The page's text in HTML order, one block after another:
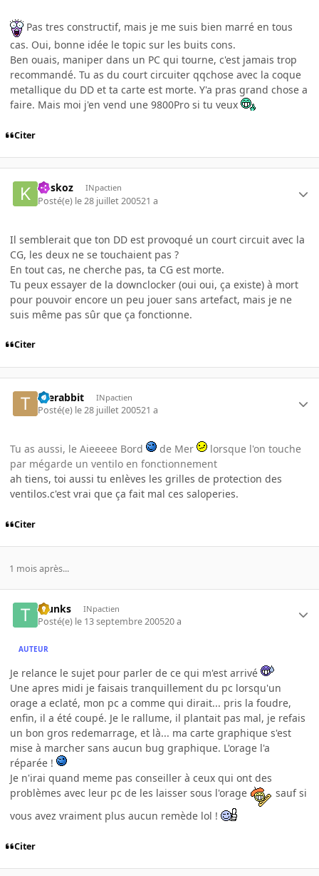
Pas tres constructif, mais je me suis bien marré en tous
cas. Oui, bonne idée le topic sur les buits cons.
Ben ouais, maniper dans un PC qui tourne, c'est jamais trop
recommandé. Tu as du court circuiter qqchose avec la coque
metallique du DD et ta carte est morte. Y'a pras grand chose a
faire. Mais moi j'en vend une 9800Pro si tu veux
Citer
koskoz INpactien
Posté(e) le 28 juillet 200521 a
Il semblerait que ton DD est provoqué un court circuit avec la
CG, les deux ne se touchaient pas ?
En tout cas, ne cherche pas, ta CG est morte.
Tu peux essayer de la downclocker (oui oui, ça existe) à mort
pour pouvoir encore un peu jouer sans artefact, mais je ne
suis même pas sûr que ça fonctionne.
Citer
therabbit INpactien
Posté(e) le 28 juillet 200521 a
Tu as aussi, le Aieeeee Bord de Mer
lorsque l'on touche
par mégarde un ventilo en fonctionnement
ah tiens, toi aussi tu enlèves les grilles de protection des
ventilos.c'est vrai que ça fait mal ces saloperies.
Citer
1 mois après...
Trunks INpactien
Posté(e) le 13 septembre 200520 a
AUTEUR
Je relance le sujet pour parler de ce qui m'est arrivé
Une apres midi je faisais tranquillement du pc lorsqu'un
orage a eclaté, mon pc a comme qui dirait... pris la foudre,
enfin, il a été coupé. Je le rallume, il plantait pas mal, je refais
un bon gros redemarrage, et là... ma carte graphique s'est
mise à marcher sans aucun bug graphique. L'orage l'a
réparée !
Je n'irai quand meme pas conseiller à ceux qui ont des
problèmes avec leur pc de les laisser sous l'orage
sauf si
vous avez vraiment plus aucun remède lol !
Citer